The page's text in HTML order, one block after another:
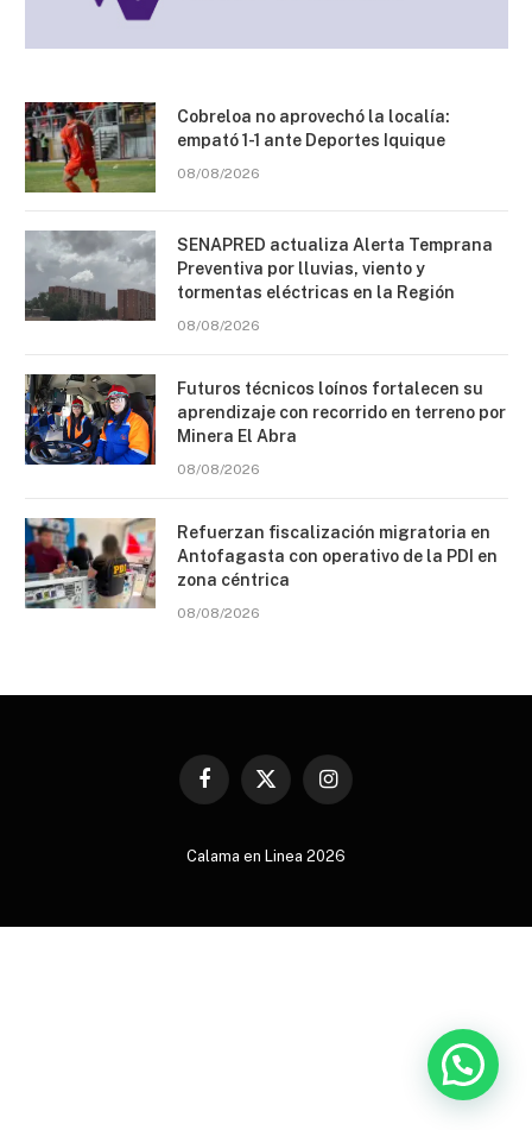
Cobreloa no aprovechó la localía:
empató 1-1 ante Deportes Iquique
08/08/2026
SENAPRED actualiza Alerta Temprana
Preventiva por lluvias, viento y
tormentas eléctricas en la Región
08/08/2026
Futuros técnicos loínos fortalecen su
aprendizaje con recorrido en terreno por
Minera El Abra
08/08/2026
Refuerzan fiscalización migratoria en
Antofagasta con operativo de la PDI en
zona céntrica
08/08/2026
Facebook
X
Instagram
Calama en Linea 2026